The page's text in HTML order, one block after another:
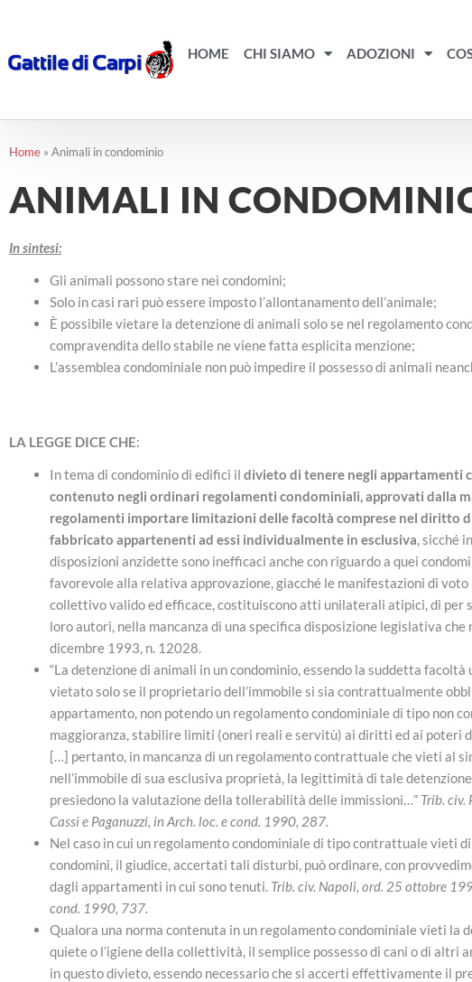
contenuto
HOME CHI SIAMO ADOZIONI
Home » Animali in condominio
ANIMALI IN
In sintesi:
Gli animali possono stare nei condomini;
Solo in casi rari può essere imposto l’allontanamento dell’animale;
È possibile vietare la detenzione di animali solo se nel regolamento
compravendita dello stabile ne viene fatta esplicita menzione;
L’assemblea condominiale non può impedire il possesso di animali
LA LEGGE DICE CHE:
In tema di condominio di edifici il divieto di tenere negli appartamenti
contenuto negli ordinari regolamenti condominiali, approvati dalla
regolamenti importare limitazioni delle facoltà comprese nel diritto
fabbricato appartenenti ad essi individualmente in esclusiva , sicché
disposizioni anzidette sono inefficaci anche con riguardo a quei
favorevole alla relativa approvazione, giacché le manifestazioni di
collettivo valido ed efficace, costituiscono atti unilaterali atipici, di per
loro autori, nella mancanza di una specifica disposizione legislativa che
dicembre 1993, n. 12028.
“La detenzione di animali in un condominio, essendo la suddetta
vietato solo se il proprietario dell’immobile si sia contrattualmente
appartamento, non potendo un regolamento condominiale di tipo non
maggioranza, stabilire limiti (oneri reali e servitù) ai diritti ed ai poteri
[…] pertanto, in mancanza di un regolamento contrattuale che vieti al
nell’immobile di sua esclusiva proprietà, la legittimità di tale
presiedono la valutazione della tollerabilità delle immissioni…” Trib. civ.
Cassi e Paganuzzi, in Arch. loc. e cond. 1990, 287.
Nel caso in cui un regolamento condominiale di tipo contrattuale vieti
condomini, il giudice, accertati tali disturbi, può ordinare, con
dagli appartamenti in cui sono tenuti. Trib. civ. Napoli, ord. 25 ottobre
cond. 1990, 737.
Qualora una norma contenuta in un regolamento condominiale vieti la
quiete o l’igiene della collettività, il semplice possesso di cani o di altri
in questo divieto, essendo necessario che si accerti effettivamente il